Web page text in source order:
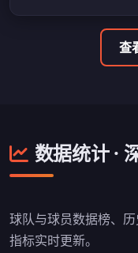
查
数据统计 ·
球队与球员数据榜、
指标实时更新。